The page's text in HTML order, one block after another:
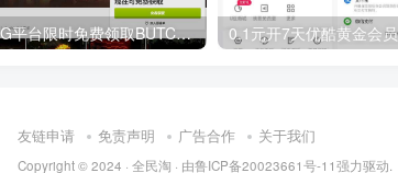
GOG平台限时免费领取BUTCHER（屠夫）
友链申请 免责声明 广告合作 关于我们
Copyright © 2024 · 全民淘 · 由鲁ICP备20023661号-11强力驱动.